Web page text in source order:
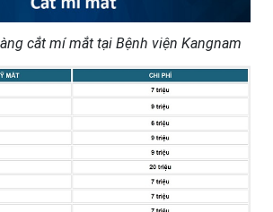
cắt mí mắt tại Bệnh viện Kangnam